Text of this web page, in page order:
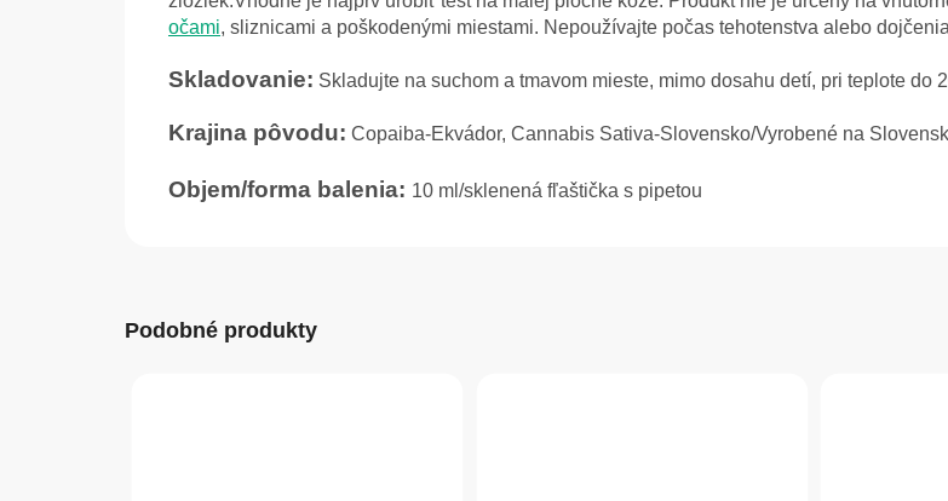
očami, sliznicami a poškodenými miestami. Nepoužívajte počas tehotenstva alebo
Skladovanie: Skladujte na suchom a tmavom mieste, mimo dosahu detí, pri teplote do
Krajina pôvodu: Copaiba-Ekvádor, Cannabis Sativa-Slovensko/Vyrobené na
Objem/forma balenia: 10 ml/sklenená fľaštička s pipetou
Podobné produkty